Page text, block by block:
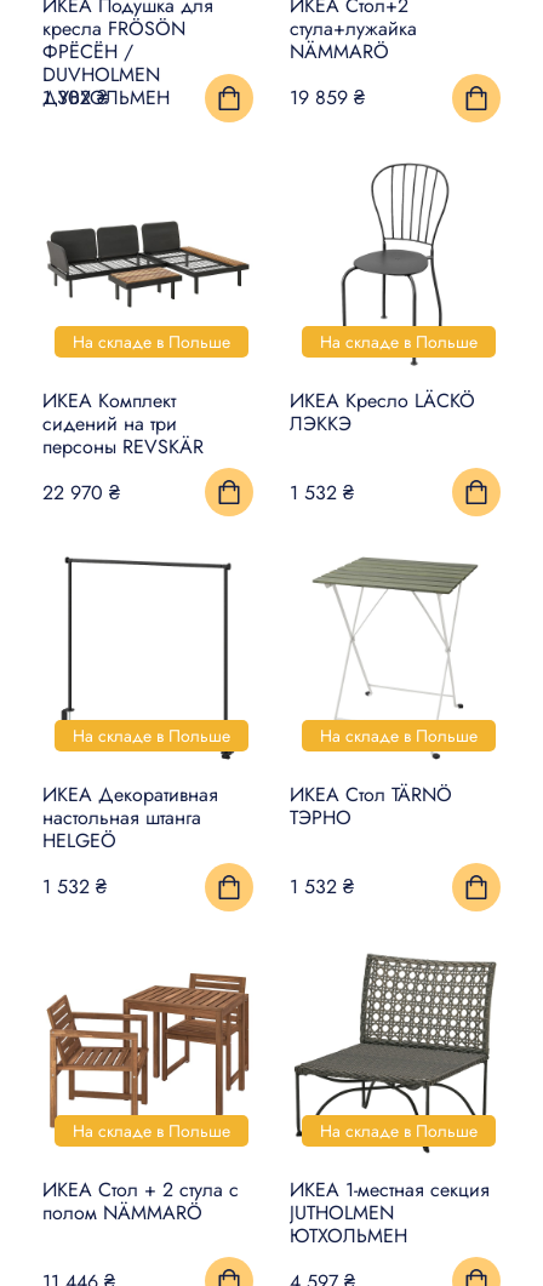
кресла FRÖSÖN
ФРЁСЁН /
DUVHOLMEN
ДУВХОЛЬМЕН
1 302 ₴
стула+лужайка
NÄMMARÖ
19 859 ₴
На складе в Польше
ИКЕА Комплект
сидений на три
персоны REVSKÄR
22 970 ₴
На складе в Польше
ИКЕА Кресло LÄCKÖ
ЛЭККЭ
1 532 ₴
На складе в Польше
ИКЕА Декоративная
настольная штанга
HELGEÖ
1 532 ₴
На складе в Польше
ИКЕА Стол TÄRNÖ
ТЭРНО
1 532 ₴
На складе в Польше
ИКЕА Стол + 2 стула с
полом NÄMMARÖ
На складе в Польше
ИКЕА 1-местная секция
JUTHOLMEN
ЮТХОЛЬМЕН